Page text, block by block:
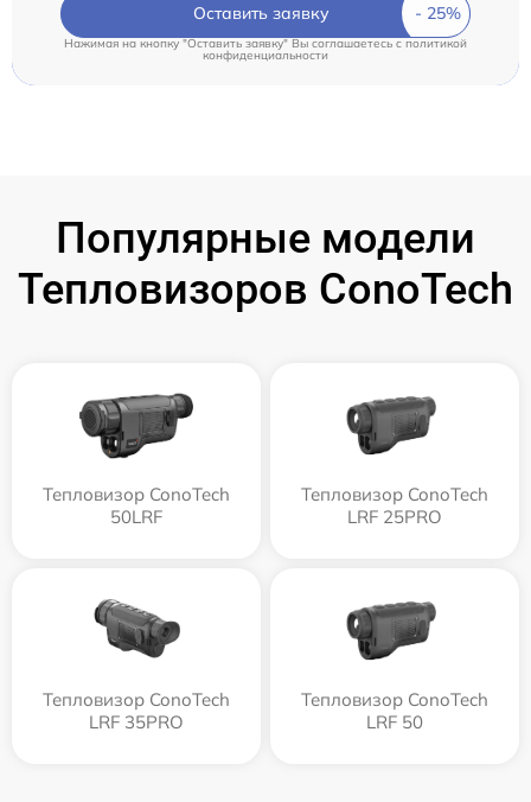
Оставить заявку
Нажимая на кнопку "Оставить заявку" Вы соглашаетесь cполитикой
конфиденциальности
Популярные модели
Тепловизоров ConoTech
Тепловизор ConoTech
50LRF
Тепловизор ConoTech
LRF 25PRO
Тепловизор ConoTech
LRF 35PRO
Тепловизор ConoTech
LRF 50